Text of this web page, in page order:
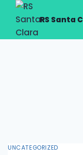
RS Santa
UNCATEGORIZED